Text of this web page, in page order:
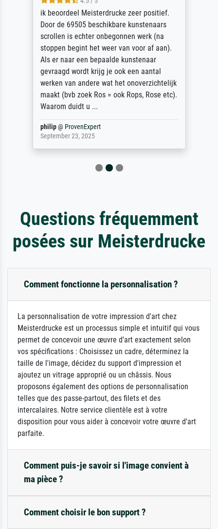
ik beoordeel Meisterdrucke zeer positief.
Door de 69505 beschikbare kunstenaars
scrollen is echter onbegonnen werk (na
stoppen begint het weer van voor af aan).
Als er naar een bepaalde kunstenaar
gevraagd wordt krijg je ook een aantal
werken van andere wat het onoverzichtelijk
maakt (bvb zoek Ros = ook Rops, Rose etc).
Waarom duidt u ...
philip@ ProvenExpert
September 23, 2025
Questions fréquemment
posées sur Meisterdrucke
Comment fonctionne la personnalisation ?
La personnalisation de votre impression d'art chez
Meisterdrucke est un processus simple et intuitif qui vous
permet de concevoir une œuvre d'art exactement selon
vos spécifications : Choisissez un cadre, déterminez la
taille de l'image, décidez du support d'impression et
ajoutez un vitrage approprié ou un châssis. Nous
proposons également des options de personnalisation
telles que des passe-partout, des filets et des
intercalaires. Notre service clientèle est à votre
disposition pour vous aider à concevoir votre œuvre d'art
parfaite.
Comment puis-je savoir si l'image convient à
ma pièce ?
Comment choisir le bon support ?